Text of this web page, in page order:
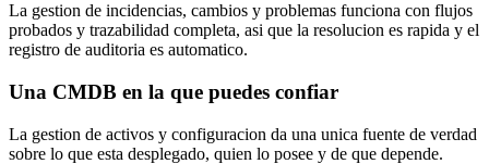
La gestion de incidencias, cambios y problemas funciona con flujos
probados y trazabilidad completa, asi que la resolucion es rapida y el
registro de auditoria es automatico.
Una CMDB en la que puedes confiar
La gestion de activos y configuracion da una unica fuente de verdad
sobre lo que esta desplegado, quien lo posee y de que depende.